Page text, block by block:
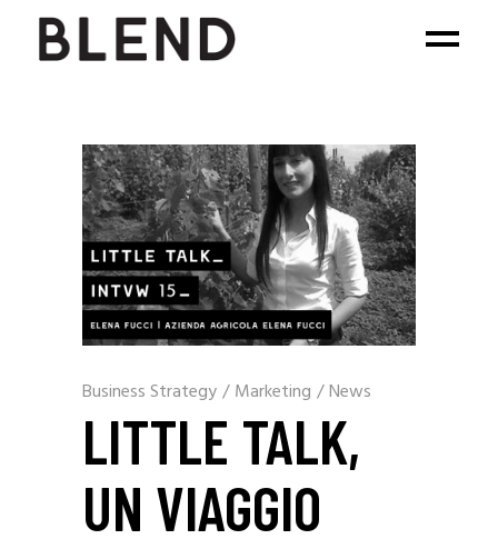
Business Strategy/ Marketing /News
LITTLE TALK,
UN VIAGGIO